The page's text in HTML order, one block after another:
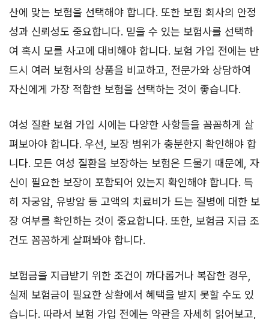
산에 맞는 보험을 선택해야 합니다. 또한 보험 회사의 안정
성과 신뢰성도 중요합니다. 믿을 수 있는 보험사를 선택하
여 혹시 모를 사고에 대비해야 합니다. 보험 가입 전에는 반
드시 여러 보험사의 상품을 비교하고, 전문가와 상담하여
자신에게 가장 적합한 보험을 선택하는 것이 좋습니다.
여성 질환 보험 가입 시에는 다양한 사항들을 꼼꼼하게 살
펴보아야 합니다. 우선, 보장 범위가 충분한지 확인해야 합
니다. 모든 여성 질환을 보장하는 보험은 드물기 때문에, 자
신이 필요한 보장이 포함되어 있는지 확인해야 합니다. 특
히 자궁암, 유방암 등 고액의 치료비가 드는 질병에 대한 보
장 여부를 확인하는 것이 중요합니다. 또한, 보험금 지급 조
건도 꼼꼼하게 살펴봐야 합니다.
보험금을 지급받기 위한 조건이 까다롭거나 복잡한 경우,
실제 보험금이 필요한 상황에서 혜택을 받지 못할 수도 있
습니다. 따라서 보험 가입 전에는 약관을 자세히 읽어보고,